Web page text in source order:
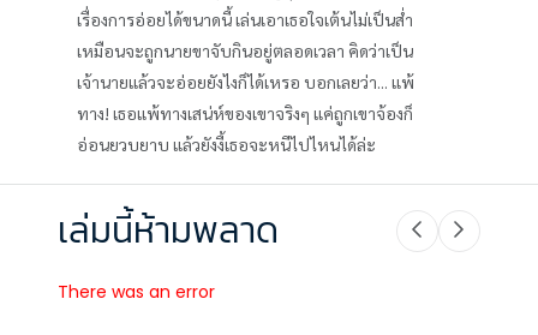
เรื่องการอ่อยได้ขนาดนี้ เล่นเอาเธอใจเต้นไม่เป็นส่ำ
เหมือนจะถูกนายขาจับกินอยู่ตลอดเวลา คิดว่าเป็น
เจ้านายแล้วจะอ่อยยังไงก็ได้เหรอ บอกเลยว่า... แพ้
ทาง! เธอแพ้ทางเสน่ห์ของเขาจริงๆ แค่ถูกเขาจ้องก็
อ่อนยวบยาบ แล้วยังงี้เธอจะหนีไปไหนได้ล่ะ
เล่มนี้ห้ามพลาด
There was an error